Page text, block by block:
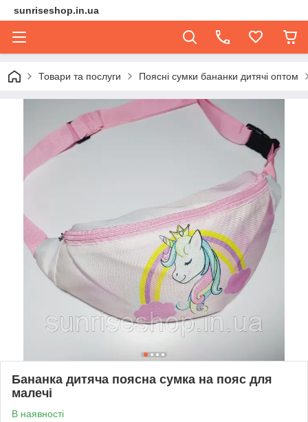
sunriseshop.in.ua
Товари та послуги Поясні сумки бананки дитячі оптом
Бананка дитяча поясна сумка на пояс для
малечі
В наявності